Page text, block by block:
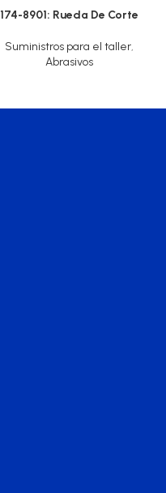
174-8901: Rueda De Corte
Suministros para el taller,
Abrasivos